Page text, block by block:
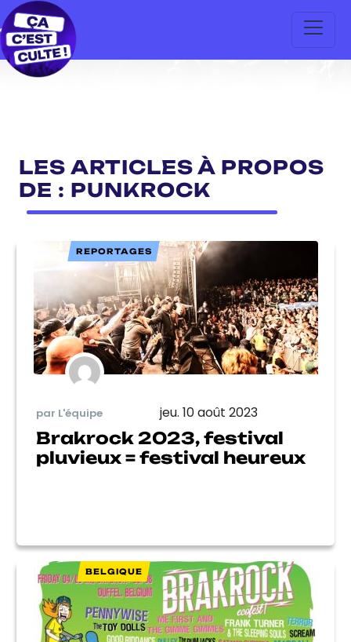
LES ARTICLES À PROPOS
DE : PUNKROCK
REPORTAGES
par L'équipe jeu. 10 août 2023
Brakrock 2023, festival
pluvieux = festival heureux
BELGIQUE